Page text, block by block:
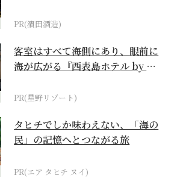
PR(濵田酒造)
客室はすべて海側にあり、眼前に
海が広がる『西表島ホテル by 星
PR(星野リゾート)
タヒチでしか味わえない、「海の
民」の記憶へとつながる旅
PR(エア タヒチ ヌイ)